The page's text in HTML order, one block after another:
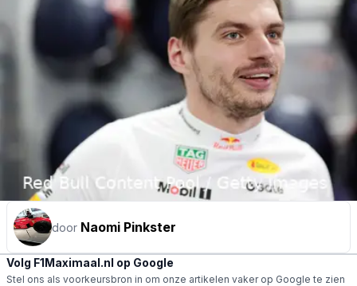
door Naomi Pinkster
Volg F1Maximaal.nl op Google
Stel ons als voorkeursbron in om onze artikelen vaker op Google te zien